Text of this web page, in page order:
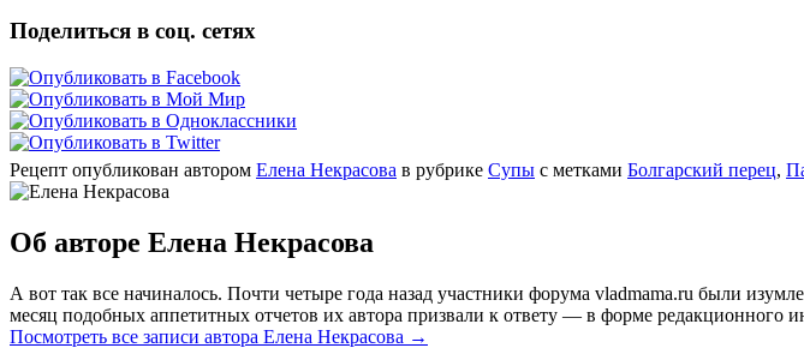
Поделиться в соц. сетях
Рецепт опубликован автором Елена Некрасова в рубрике Супы с метками Болгарский перец,
Об авторе Елена Некрасова
А вот так все начиналось. Почти четыре года назад участники форума vladmama.ru были
месяц подобных аппетитных отчетов их автора призвали к ответу — в форме редакционного
Посмотреть все записи автора Елена Некрасова →